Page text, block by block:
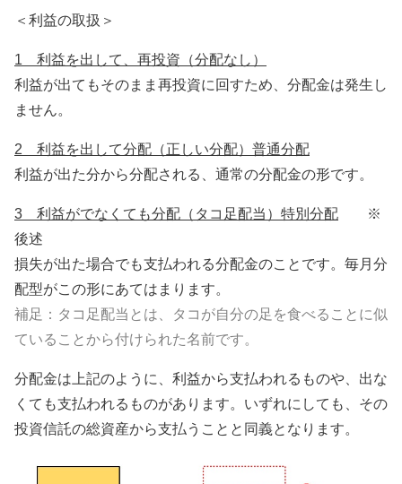
＜利益の取扱＞
1 利益を出して、再投資（分配なし）
利益が出てもそのまま再投資に回すため、分配金は発生し
ません。
2 利益を出して分配（正しい分配）普通分配
利益が出た分から分配される、通常の分配金の形です。
3 利益がでなくても分配（タコ足配当）特別分配 ※
後述
損失が出た場合でも支払われる分配金のことです。毎月分
配型がこの形にあてはまります。
補足：タコ足配当とは、タコが自分の足を食べることに似
ていることから付けられた名前です。
分配金は上記のように、利益から支払われるものや、出な
くても支払われるものがあります。いずれにしても、その
投資信託の総資産から支払うことと同義となります。